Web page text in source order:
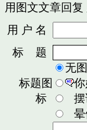
用图文文章回复
用 户 名
标 题
标题图
标
无
晕